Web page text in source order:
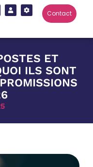
Contact
ET
ILS SONT